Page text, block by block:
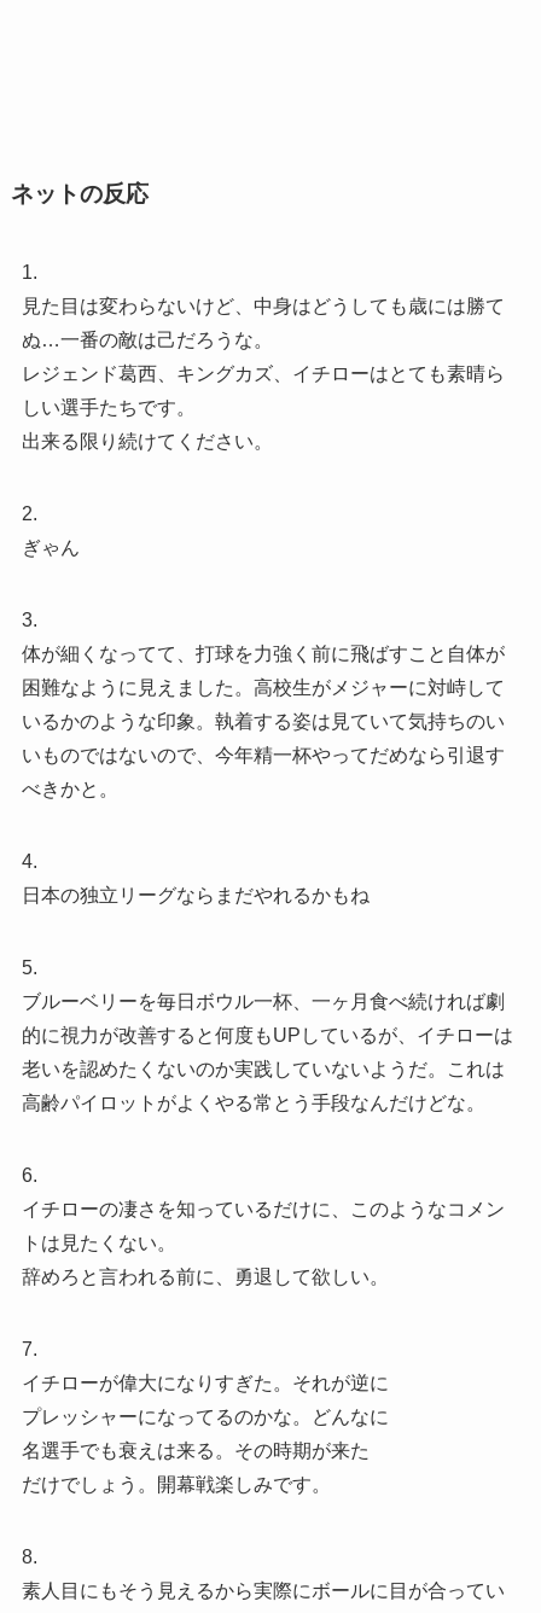
ネットの反応
1.
見た目は変わらないけど、中身はどうしても歳には勝て
ぬ…一番の敵は己だろうな。
レジェンド葛西、キングカズ、イチローはとても素晴ら
しい選手たちです。
出来る限り続けてください。
2.
ぎゃん
3.
体が細くなってて、打球を力強く前に飛ばすこと自体が
困難なように見えました。高校生がメジャーに対峙して
いるかのような印象。執着する姿は見ていて気持ちのい
いものではないので、今年精一杯やってだめなら引退す
べきかと。
4.
日本の独立リーグならまだやれるかもね
5.
ブルーベリーを毎日ボウル一杯、一ヶ月食べ続ければ劇
的に視力が改善すると何度もUPしているが、イチローは
老いを認めたくないのか実践していないようだ。これは
高齢パイロットがよくやる常とう手段なんだけどな。
6.
イチローの凄さを知っているだけに、このようなコメン
トは見たくない。
辞めろと言われる前に、勇退して欲しい。
7.
イチローが偉大になりすぎた。それが逆に
プレッシャーになってるのかな。どんなに
名選手でも衰えは来る。その時期が来た
だけでしょう。開幕戦楽しみです。
8.
素人目にもそう見えるから実際にボールに目が合ってい